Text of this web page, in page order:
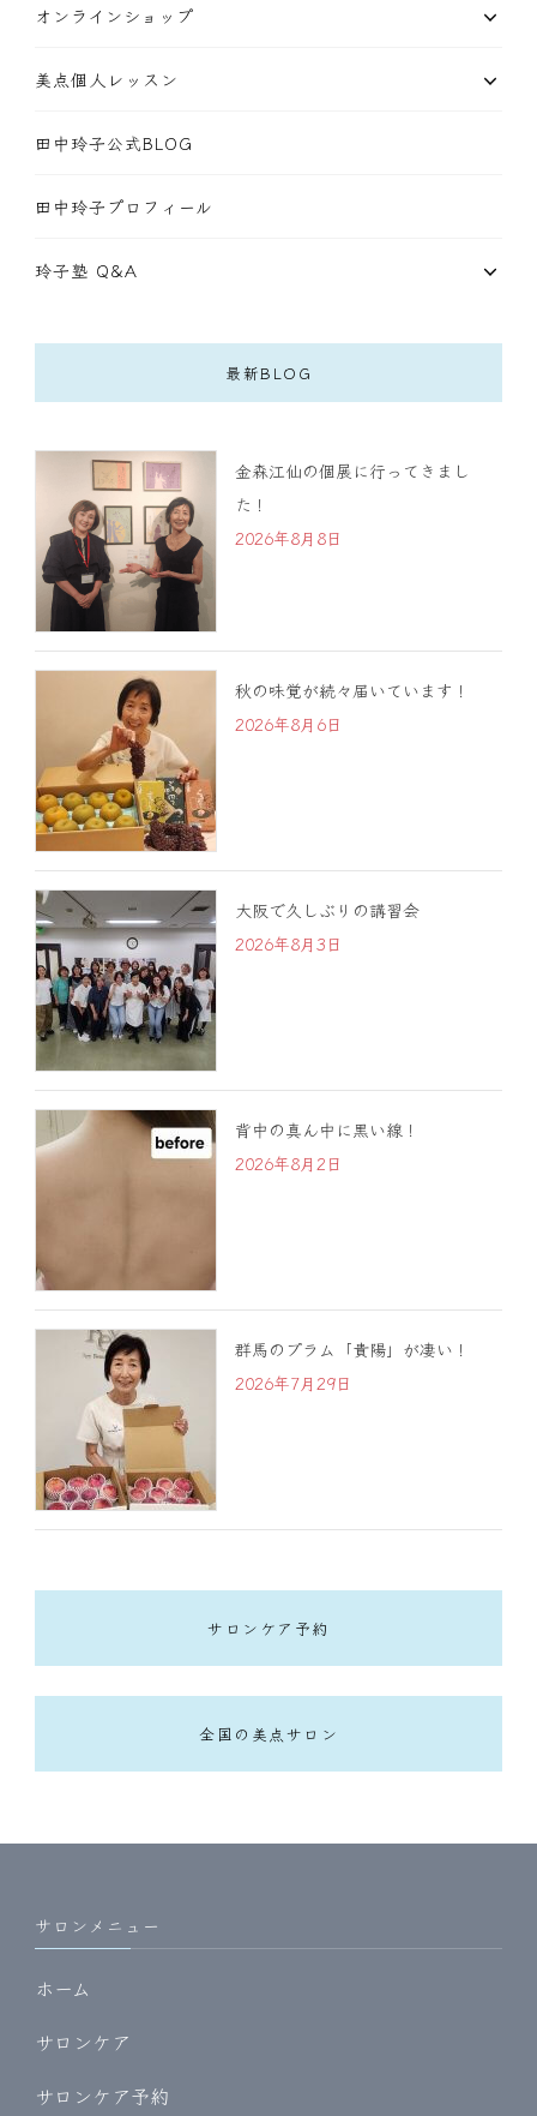
オンラインショップ
美点個人レッスン
田中玲子公式BLOG
田中玲子プロフィール
玲子塾 Q&A
最新BLOG
金森江仙の個展に行ってきまし
た！
2026年8月8日
秋の味覚が続々届いています！
2026年8月6日
大阪で久しぶりの講習会
2026年8月3日
背中の真ん中に黒い線！
2026年8月2日
群馬のプラム「貴陽」が凄い！
2026年7月29日
サロンケア予約
全国の美点サロン
サロンメニュー
ホーム
サロンケア
サロンケア予約